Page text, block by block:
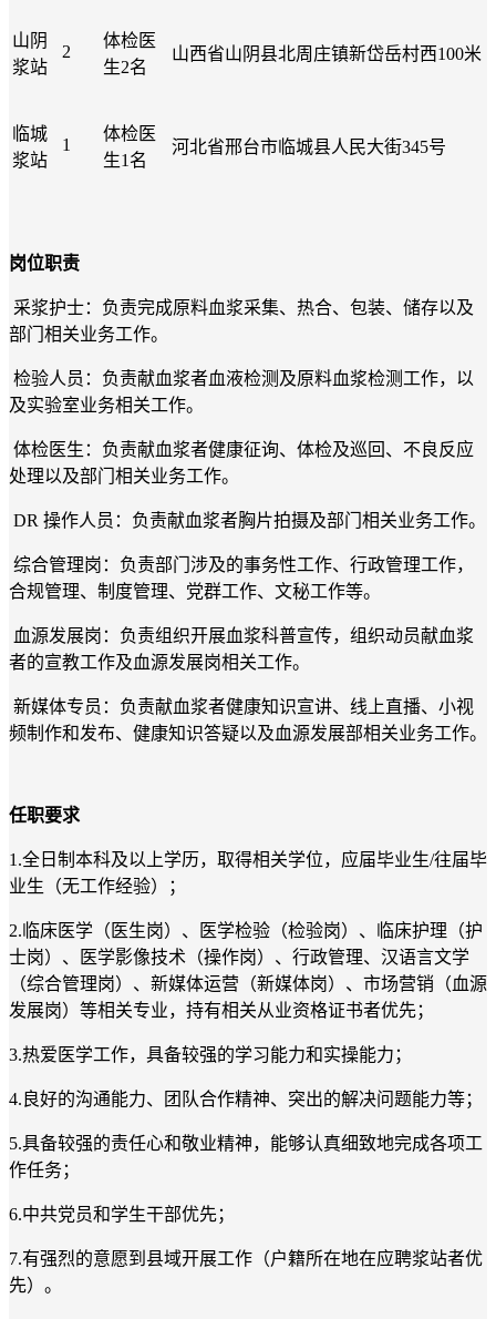
山阴
浆站
2
体检医
生2名
山西省山阴县北周庄镇新岱岳村西100米
临城
浆站
1
体检医
生1名
河北省邢台市临城县人民大街345号
岗位职责
采浆护士：负责完成原料血浆采集、热合、包装、储存以及
部门相关业务工作。
检验人员：负责献血浆者血液检测及原料血浆检测工作，以
及实验室业务相关工作。
体检医生：负责献血浆者健康征询、体检及巡回、不良反应
处理以及部门相关业务工作。
DR 操作人员：负责献血浆者胸片拍摄及部门相关业务工作。
综合管理岗：负责部门涉及的事务性工作、行政管理工作，
合规管理、制度管理、党群工作、文秘工作等。
血源发展岗：负责组织开展血浆科普宣传，组织动员献血浆
者的宣教工作及血源发展岗相关工作。
新媒体专员：负责献血浆者健康知识宣讲、线上直播、小视
频制作和发布、健康知识答疑以及血源发展部相关业务工作。
任职要求
1.全日制本科及以上学历，取得相关学位，应届毕业生/往届毕
业生（无工作经验）；
2.临床医学（医生岗）、医学检验（检验岗）、临床护理（护
士岗）、医学影像技术（操作岗）、行政管理、汉语言文学
（综合管理岗）、新媒体运营（新媒体岗）、市场营销（血源
发展岗）等相关专业，持有相关从业资格证书者优先；
3.热爱医学工作，具备较强的学习能力和实操能力；
4.良好的沟通能力、团队合作精神、突出的解决问题能力等；
5.具备较强的责任心和敬业精神，能够认真细致地完成各项工
作任务；
6.中共党员和学生干部优先；
7.有强烈的意愿到县域开展工作（户籍所在地在应聘浆站者优
先）。